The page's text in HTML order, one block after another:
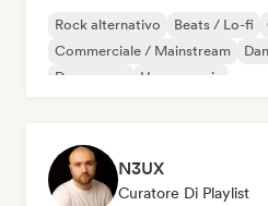
Rock alternativo Beats / Lo-fi
Commerciale / Mainstream
Dream pop
House music
N3UX
Curatore Di Playlist